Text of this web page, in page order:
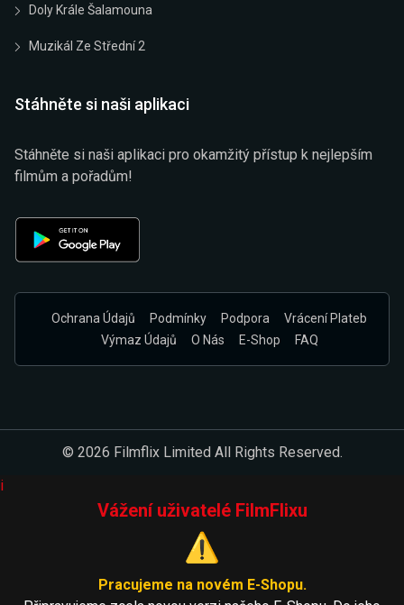
Doly Krále Šalamouna
Muzikál Ze Střední 2
Stáhněte si naši aplikaci
Stáhněte si naši aplikaci pro okamžitý přístup k nejlepším
filmům a pořadům!
Ochrana Údajů Podmínky Podpora
Vrácení Plateb
Výmaz Údajů
O Nás E-Shop FAQ
© 2026 Filmflix Limited All Rights Reserved.
i
Vážení uživatelé FilmFlixu
⚠️
Pracujeme na novém E-Shopu.